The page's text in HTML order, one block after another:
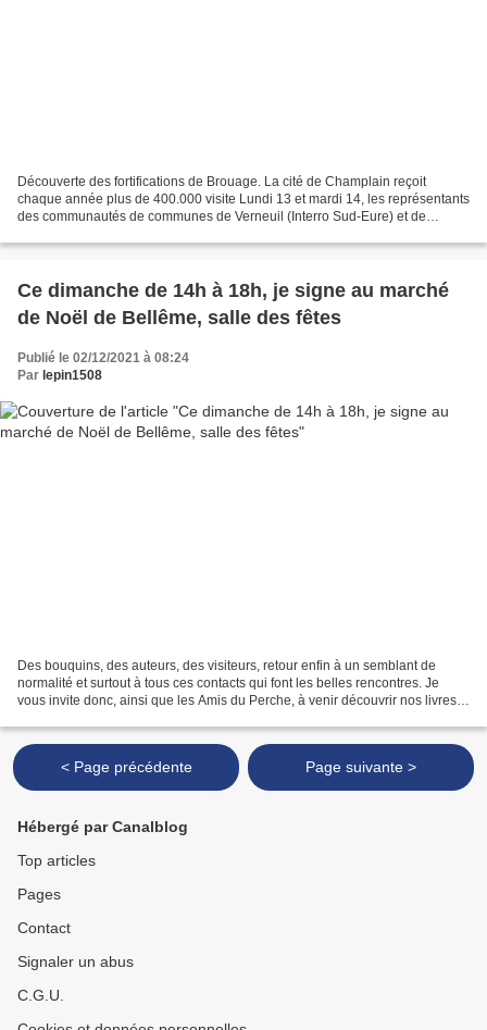
Découverte des fortifications de Brouage. La cité de Champlain reçoit
chaque année plus de 400.000 visite Lundi 13 et mardi 14, les représentants
des communautés de communes de Verneuil (Interro Sud-Eure) et de
Ce dimanche de 14h à 18h, je signe au marché
de Noël de Bellême, salle des fêtes
Publié le 02/12/2021 à 08:24
Par lepin1508
Des bouquins, des auteurs, des visiteurs, retour enfin à un semblant de
normalité et surtout à tous ces contacts qui font les belles rencontres. Je
vous invite donc, ainsi que les Amis du Perche, à venir découvrir nos livres
< Page précédente Page suivante >
Hébergé par Canalblog
Top articles
Pages
Contact
Signaler un abus
C.G.U.